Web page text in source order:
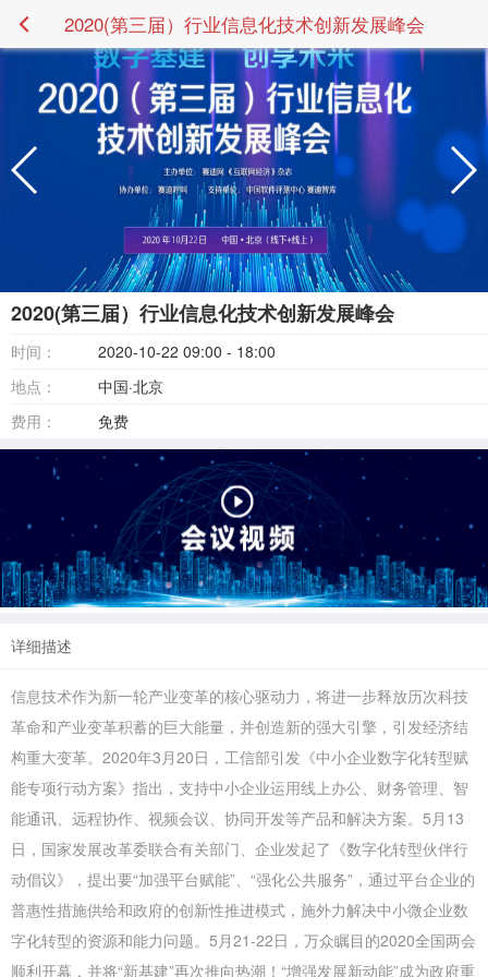
2020(第三届）行业信息化技术创新发展峰会
2020(第三届）行业信息化技术创新发展峰会
时间：
2020-10-22 09:00 - 18:00
地点：
中国·北京
费用：
免费
详细描述
信息技术作为新一轮产业变革的核心驱动力，将进一步释放历次科技
革命和产业变革积蓄的巨大能量，并创造新的强大引擎，引发经济结
构重大变革。2020年3月20日，工信部引发《中小企业数字化转型赋
能专项行动方案》指出，支持中小企业运用线上办公、财务管理、智
能通讯、远程协作、视频会议、协同开发等产品和解决方案。5月13
日，国家发展改革委联合有关部门、企业发起了《数字化转型伙伴行
动倡议》，提出要“加强平台赋能”、“强化公共服务”，通过平台企业的
普惠性措施供给和政府的创新性推进模式，施外力解决中小微企业数
字化转型的资源和能力问题。5月21-22日，万众瞩目的2020全国两会
顺利开幕，并将“新基建”再次推向热潮！“增强发展新动能”成为政府重